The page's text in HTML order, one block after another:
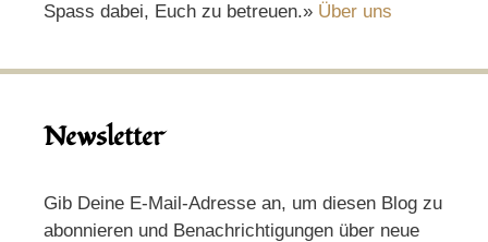
Spass dabei, Euch zu betreuen.» Über uns
Newsletter
Gib Deine E-Mail-Adresse an, um diesen Blog zu
abonnieren und Benachrichtigungen über neue